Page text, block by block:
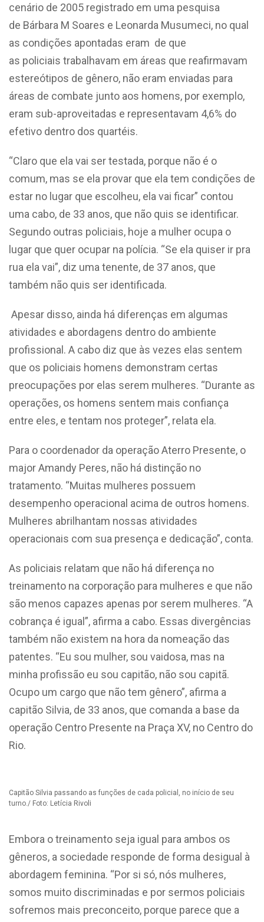
cenário de 2005 registrado em uma pesquisa
de Bárbara M Soares e Leonarda Musumeci, no qual
as condições apontadas eram de que
as policiais trabalhavam em áreas que reafirmavam
estereótipos de gênero, não eram enviadas para
áreas de combate junto aos homens, por exemplo,
eram sub-aproveitadas e representavam 4,6% do
efetivo dentro dos quartéis.
“Claro que ela vai ser testada, porque não é o
comum, mas se ela provar que ela tem condições de
estar no lugar que escolheu, ela vai ficar” contou
uma cabo, de 33 anos, que não quis se identificar.
Segundo outras policiais, hoje a mulher ocupa o
lugar que quer ocupar na polícia. “Se ela quiser ir pra
rua ela vai”, diz uma tenente, de 37 anos, que
também não quis ser identificada.
Apesar disso, ainda há diferenças em algumas
atividades e abordagens dentro do ambiente
profissional. A cabo diz que às vezes elas sentem
que os policiais homens demonstram certas
preocupações por elas serem mulheres. “Durante as
operações, os homens sentem mais confiança
entre eles, e tentam nos proteger”, relata ela.
Para o coordenador da operação Aterro Presente, o
major Amandy Peres, não há distinção no
tratamento. “Muitas mulheres possuem
desempenho operacional acima de outros homens.
Mulheres abrilhantam nossas atividades
operacionais com sua presença e dedicação”, conta.
As policiais relatam que não há diferença no
treinamento na corporação para mulheres e que não
são menos capazes apenas por serem mulheres. “A
cobrança é igual”, afirma a cabo. Essas divergências
também não existem na hora da nomeação das
patentes. “Eu sou mulher, sou vaidosa, mas na
minha profissão eu sou capitão, não sou capitã.
Ocupo um cargo que não tem gênero”, afirma a
capitão Silvia, de 33 anos, que comanda a base da
operação Centro Presente na Praça XV, no Centro do
Rio.
Capitão Silvia passando as funções de cada policial, no início de seu
turno./ Foto: Letícia Rivoli
Embora o treinamento seja igual para ambos os
gêneros, a sociedade responde de forma desigual à
abordagem feminina. “Por si só, nós mulheres,
somos muito discriminadas e por sermos policiais
sofremos mais preconceito, porque parece que a